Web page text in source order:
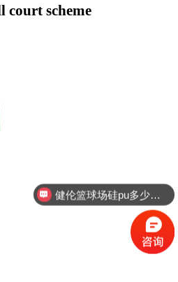
court scheme
健伦硅pu厂家联系方式